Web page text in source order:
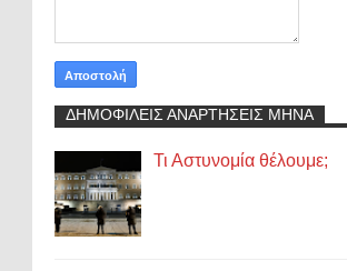
ΔΗΜΟΦΙΛΕΙΣ ΑΝΑΡΤΗΣΕΙΣ ΜΗΝΑ
Τι Αστυνομία θέλουμε;